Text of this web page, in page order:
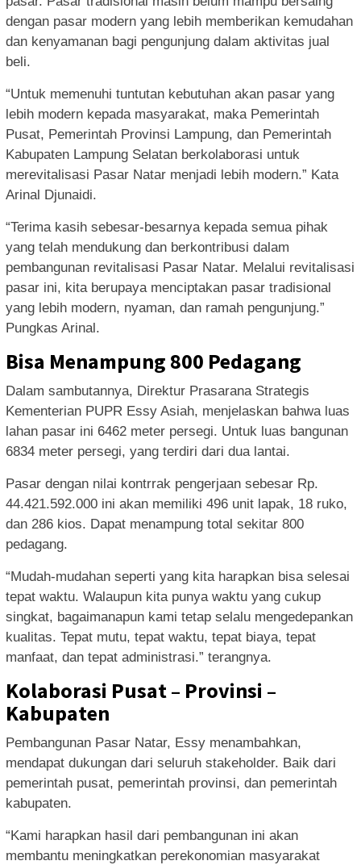
dengan pasar modern yang lebih memberikan kemudahan
dan kenyamanan bagi pengunjung dalam aktivitas jual
beli.
“Untuk memenuhi tuntutan kebutuhan akan pasar yang
lebih modern kepada masyarakat, maka Pemerintah
Pusat, Pemerintah Provinsi Lampung, dan Pemerintah
Kabupaten Lampung Selatan berkolaborasi untuk
merevitalisasi Pasar Natar menjadi lebih modern.” Kata
Arinal Djunaidi.
“Terima kasih sebesar-besarnya kepada semua pihak
yang telah mendukung dan berkontribusi dalam
pembangunan revitalisasi Pasar Natar. Melalui revitalisasi
pasar ini, kita berupaya menciptakan pasar tradisional
yang lebih modern, nyaman, dan ramah pengunjung.”
Pungkas Arinal.
Bisa Menampung 800 Pedagang
Dalam sambutannya, Direktur Prasarana Strategis
Kementerian PUPR Essy Asiah, menjelaskan bahwa luas
lahan pasar ini 6462 meter persegi. Untuk luas bangunan
6834 meter persegi, yang terdiri dari dua lantai.
Pasar dengan nilai kontrrak pengerjaan sebesar Rp.
44.421.592.000 ini akan memiliki 496 unit lapak, 18 ruko,
dan 286 kios. Dapat menampung total sekitar 800
pedagang.
“Mudah-mudahan seperti yang kita harapkan bisa selesai
tepat waktu. Walaupun kita punya waktu yang cukup
singkat, bagaimanapun kami tetap selalu mengedepankan
kualitas. Tepat mutu, tepat waktu, tepat biaya, tepat
manfaat, dan tepat administrasi.” terangnya.
Kolaborasi Pusat – Provinsi –
Kabupaten
Pembangunan Pasar Natar, Essy menambahkan,
mendapat dukungan dari seluruh stakeholder. Baik dari
pemerintah pusat, pemerintah provinsi, dan pemerintah
kabupaten.
“Kami harapkan hasil dari pembangunan ini akan
membantu meningkatkan perekonomian masyarakat